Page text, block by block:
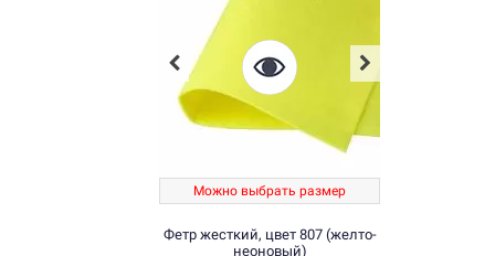
Можно выбрать размер
Фетр жесткий, цвет 807 (желто-
неоновый)